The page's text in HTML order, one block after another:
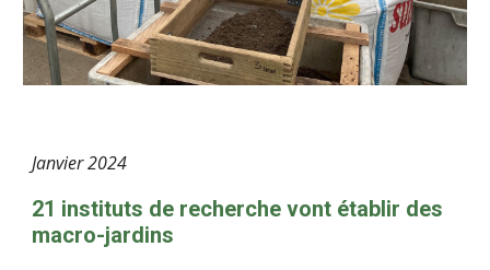
Janvier2024
21 instituts de recherche vont établir des
macro-jardins